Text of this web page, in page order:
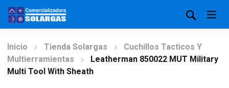
Inicio Tienda Solargas
Cuchillos Tacticos Y
Multierramientas
Leatherman 850022 MUT Military
Multi Tool With Sheath